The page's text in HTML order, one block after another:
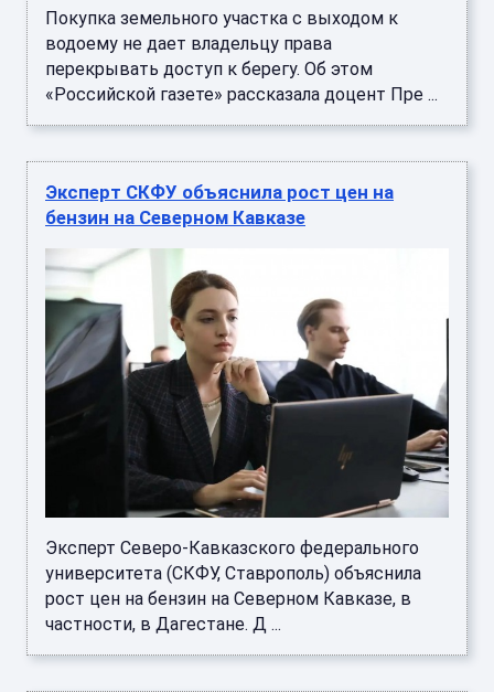
водоему не дает владельцу права
перекрывать доступ к берегу. Об этом
«Российской газете» рассказала доцент Пре ...
Эксперт СКФУ объяснила рост цен на
бензин на Северном Кавказе
Эксперт Северо-Кавказского федерального
университета (СКФУ, Ставрополь) объяснила
рост цен на бензин на Северном Кавказе, в
частности, в Дагестане. Д ...